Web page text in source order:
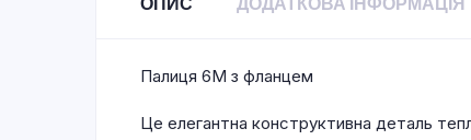
Палиця 6М з фланцем
Це елегантна конструктивна деталь